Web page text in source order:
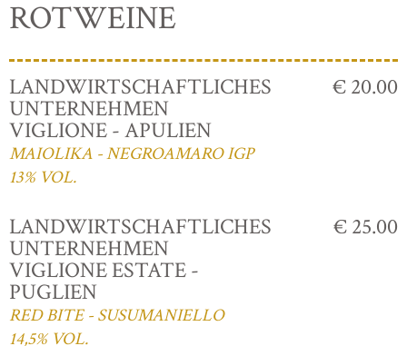
ROTWEINE
LANDWIRTSCHAFTLICHES
UNTERNEHMEN
VIGLIONE - APULIEN
MAIOLIKA - NEGROAMARO IGP
13% VOL.
€ 20.00
LANDWIRTSCHAFTLICHES
UNTERNEHMEN
VIGLIONE ESTATE -
PUGLIEN
RED BITE - SUSUMANIELLO
14,5% VOL.
€ 25.00